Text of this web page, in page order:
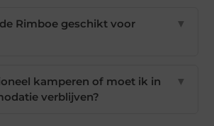
Rimboe geschikt voor
▼
kamperen of moet ik in
verblijven?
▼